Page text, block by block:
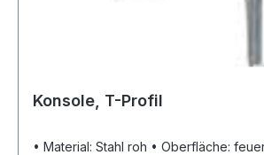
Konsole, T-Profil
• Material: Stahl roh •